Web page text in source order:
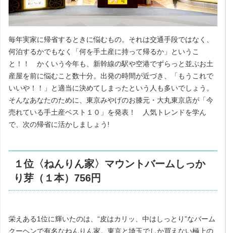
毎年実家に帰省するときに悩むもの。それは交通手段ではなく、
何泊するかでもなく「何を手土産に持って帰るか」というこ
と！！ かくいう今年も、新幹線の駅や空港でずらっと並ぶお土
産屋を前に悩むこと数十分。出発の時間が近づき、「もうこれで
いいや！！」と適当に決めてしまったという人も多いでしょう。
そんなあなたのために、東京みやげのお膝元・大丸東京店が「今
売れている手土産ベスト１０」を発表！ 人気トレンドを学ん
で、次の帰省に活かしましょう!
１位〈ねんりん家〉マウントバームしっか
り芽（１本）756円
栄えある1位に輝いたのは、“皮はカリッ、中はしっとり”なバーム
クーヘンで有名なねんりん家。東京と埼玉でしか買えない極上の